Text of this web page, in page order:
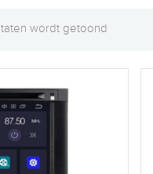
wordt getoond